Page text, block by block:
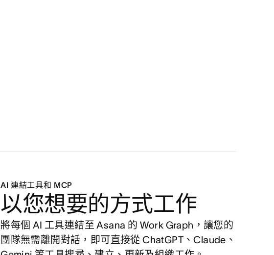
AI 連結工具和 MCP
以您想要的方式工作
將每個 AI 工具連結至 Asana 的 Work Graph，讓您的
團隊無需離開對話，即可直接從 ChatGPT、Claude、